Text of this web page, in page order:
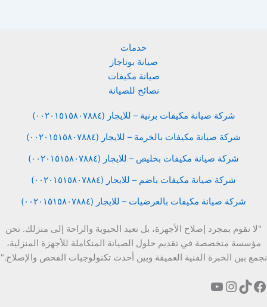
خدمات
صيانة بوتاجاز
صيانة مكيفات
نصائح للصيانة
شركة صيانة مكيفات برنية – للايجار (٠٠٢٠١٥١٥٨٠٧٨٨٤)
شركة صيانة مكيفات بالخرمة – للايجار (٠٠٢٠١٥١٥٨٠٧٨٨٤)
شركة صيانة مكيفات بخليص – للايجار (٠٠٢٠١٥١٥٨٠٧٨٨٤)
شركة صيانة مكيفات باضم – للايجار (٠٠٢٠١٥١٥٨٠٧٨٨٤)
شركة صيانة مكيفات بالعرضيات – للايجار (٠٠٢٠١٥١٥٨٠٧٨٨٤)
"لا نقوم بمجرد إصلاح الأجهزة، بل نعيد الحيوية والراحة إلى منزلك. نحن
مؤسسة متخصصة في تقديم حلول الصيانة المتكاملة للأجهزة المنزلية،
نجمع بين الخبرة الفنية العميقة وبين أحدث تكنولوجيات الفحص والإصلاح."